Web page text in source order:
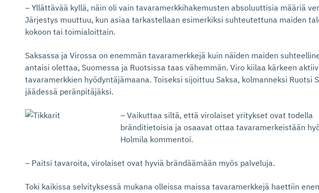
– Yllättävää kyllä, näin oli vain tavaramerkkihakemusten absoluuttisia määriä
Järjestys muuttuu, kun asiaa tarkastellaan esimerkiksi suhteutettuna maiden
kokoon tai toimialoittain.
Saksassa ja Virossa on enemmän tavaramerkkejä kuin näiden maiden
antaisi olettaa, Suomessa ja Ruotsissa taas vähemmän. Viro kiilaa kärkeen
tavaramerkkien hyödyntäjämaana. Toiseksi sijoittuu Saksa, kolmanneksi Ruotsi
jäädessä peränpitäjäksi.
– Vaikuttaa siltä, että virolaiset yritykset ovat todella
bränditietoisia ja osaavat ottaa tavaramerkeistään
Holmila kommentoi.
– Paitsi tavaroita, virolaiset ovat hyviä brändäämään myös palveluja.
Toki kaikissa selvityksessä mukana olleissa maissa tavaramerkkejä haettiin